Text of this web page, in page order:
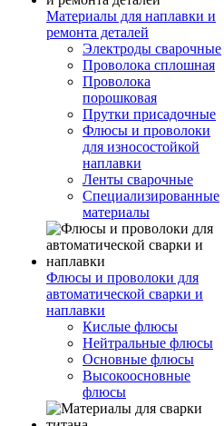
Материалы для наплавки и
ремонта деталей
Электроды сварочные
Проволока сплошная
Проволока
порошковая
Прутки присадочные
Флюсы и проволоки
для износостойкой
наплавки
Ленты сварочные
Специализированные
материалы
Флюсы и проволоки для
автоматической сварки и
наплавки
Кислые флюсы
Нейтральные флюсы
Основные флюсы
Высокоосновные
флюсы